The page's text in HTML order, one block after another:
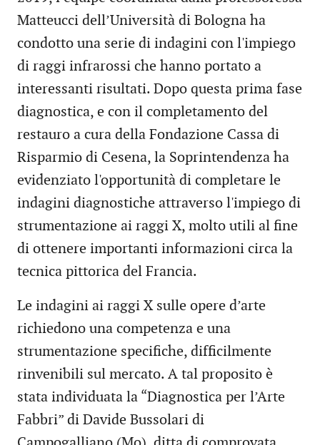
Matteucci dell’Università di Bologna ha
condotto una serie di indagini con l'impiego
di raggi infrarossi che hanno portato a
interessanti risultati. Dopo questa prima fase
diagnostica, e con il completamento del
restauro a cura della Fondazione Cassa di
Risparmio di Cesena, la Soprintendenza ha
evidenziato l'opportunità di completare le
indagini diagnostiche attraverso l'impiego di
strumentazione ai raggi X, molto utili al fine
di ottenere importanti informazioni circa la
tecnica pittorica del Francia.
Le indagini ai raggi X sulle opere d’arte
richiedono una competenza e una
strumentazione specifiche, difficilmente
rinvenibili sul mercato. A tal proposito è
stata individuata la “Diagnostica per l’Arte
Fabbri” di Davide Bussolari di